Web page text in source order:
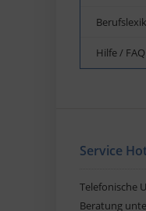
Hilfe / FAQ
Service
Telefonische
Beratung